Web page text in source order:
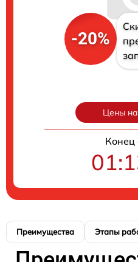
-20%
Цены
Конец
Преимущества Этапы